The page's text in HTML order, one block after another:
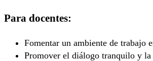
Para docentes:
Fomentar un ambiente de trabajo
Promover el diálogo tranquilo y